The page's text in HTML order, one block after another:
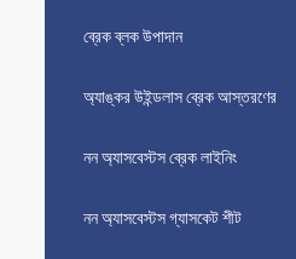
ব্রেক ব্লক উপাদান
অ্যাঙ্কর উইন্ডলাস ব্রেক আস্তরণের
নন অ্যাসবেস্টস ব্রেক লাইনিং
নন অ্যাসবেস্টস গ্যাসকেট শীট